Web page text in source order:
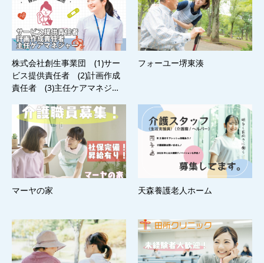
株式会社創生事業団 (1)サー
ビス提供責任者 (2)計画作成
責任者 (3)主任ケアマネジ…
フォーユー堺東湊
マーヤの家 天森養護老人ホーム